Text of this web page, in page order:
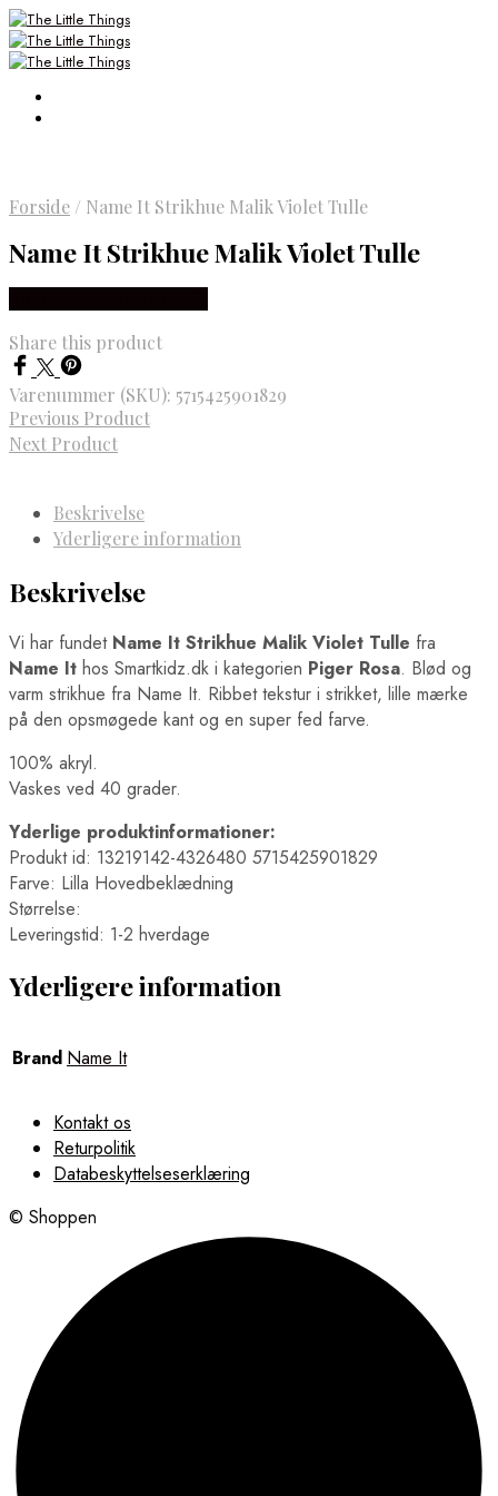
Forside / Name It Strikhue Malik Violet Tulle
Name It Strikhue Malik Violet Tulle
Share this product
Varenummer (SKU): 5715425901829
Previous Product
Next Product
Beskrivelse
Yderligere information
Beskrivelse
Vi har fundet Name It Strikhue Malik Violet Tulle fra
Name It hos Smartkidz.dk i kategorien Piger Rosa. Blød og
varm strikhue fra Name It. Ribbet tekstur i strikket, lille mærke
på den opsmøgede kant og en super fed farve.
100% akryl.
Vaskes ved 40 grader.
Yderlige produktinformationer:
Produkt id: 13219142-4326480 5715425901829
Farve: Lilla Hovedbeklædning
Størrelse:
Leveringstid: 1-2 hverdage
Yderligere information
Brand Name It
Kontakt os
Returpolitik
Databeskyttelseserklæring
© Shoppen